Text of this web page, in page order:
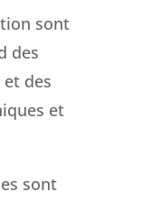
sont
des
des
et
sont